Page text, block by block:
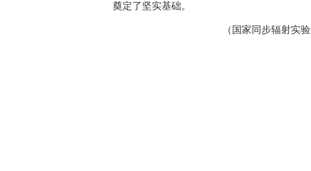
奠定了坚实基础。
（国家同步辐射实